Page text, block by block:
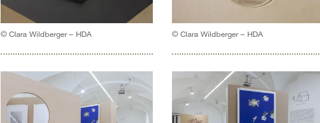
© Clara Wildberger – HDA © Clara Wildberger – HDA